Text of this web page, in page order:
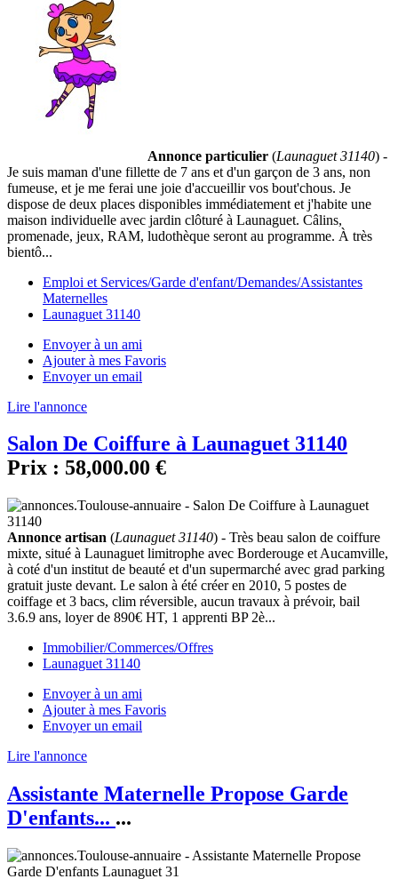
Annonce particulier (Launaguet 31140) -
Je suis maman d'une fillette de 7 ans et d'un garçon de 3 ans, non
fumeuse, et je me ferai une joie d'accueillir vos bout'chous. Je
dispose de deux places disponibles immédiatement et j'habite une
maison individuelle avec jardin clôturé à Launaguet. Câlins,
promenade, jeux, RAM, ludothèque seront au programme. À très
bientô...
Emploi et Services/Garde d'enfant/Demandes/Assistantes
Maternelles
Launaguet 31140
Envoyer à un ami
Ajouter à mes Favoris
Envoyer un email
Lire l'annonce
Salon De Coiffure à Launaguet 31140
Prix : 58,000.00 €
Annonce artisan (Launaguet 31140) - Très beau salon de coiffure
mixte, situé à Launaguet limitrophe avec Borderouge et Aucamville,
à coté d'un institut de beauté et d'un supermarché avec grad parking
gratuit juste devant. Le salon à été créer en 2010, 5 postes de
coiffage et 3 bacs, clim réversible, aucun travaux à prévoir, bail
3.6.9 ans, loyer de 890€ HT, 1 apprenti BP 2è...
Immobilier/Commerces/Offres
Launaguet 31140
Envoyer à un ami
Ajouter à mes Favoris
Envoyer un email
Lire l'annonce
Assistante Maternelle Propose Garde
D'enfants... ...